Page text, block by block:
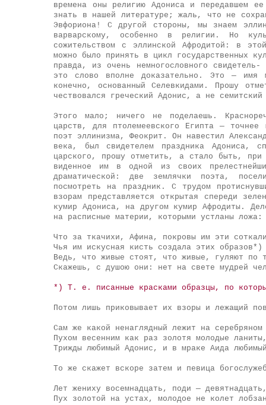
времена оны религию Адониса и передавшем
знать в нашей литературе; жаль, что не
Эвфориона! С другой стороны, мы знаем
варварскому, особенно в религии. Но
сожительством с эллинской Афродитой: в
можно было принять в цикл государственных
правда, из очень немногословного
это слово вполне доказательно. Это —
конечно, основанный Селевкидами. Прошу
чествовался греческий Адонис, а не
Этого мало; ничего не поделаешь.
царств, для птолемеевского Египта —
поэт эллинизма, Феокрит. Он навестил
века, был свидетелем праздника Адониса,
царского, прошу отметить, а стало быть, при
виденное им в одной из своих
драматической: две землячки поэта,
посмотреть на праздник. С трудом
взорам представляется открытая спереди
кумир Адониса, на другом кумир Афродиты.
на расписные материи, которыми устланы ложа:
Что за ткачихи, Афина, покровы им эти
Чья им искусная кисть создала этих образов*)
Ведь, что живые стоят, что живые, гуляют по
Скажешь, с душою они: нет на свете мудрей
*) Т. е. писанные красками образцы, по
Потом лишь приковывает их взоры и лежащий
Сам же какой ненаглядный лежит на
Пухом весенним как раз золотя молодые
Трижды любимый Адонис, и в мраке Аида
То же скажет вскоре затем и певица
Лет жениху восемнадцать, поди —
Пух золотой на устах, молодое не колет